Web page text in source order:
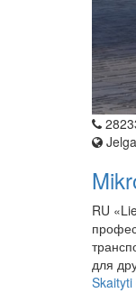
RU
для